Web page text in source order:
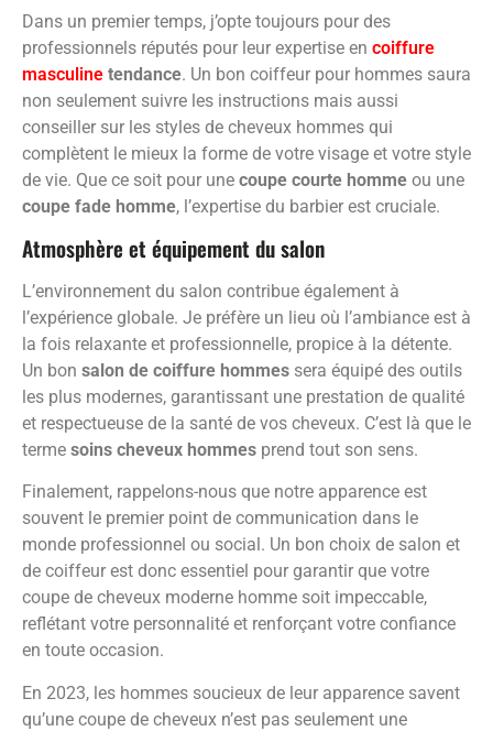
Dans un premier temps, j’opte toujours pour des
professionnels réputés pour leur expertise en coiffure
masculine tendance. Un bon coiffeur pour hommes saura
non seulement suivre les instructions mais aussi
conseiller sur les styles de cheveux hommes qui
complètent le mieux la forme de votre visage et votre style
de vie. Que ce soit pour une coupe courte homme ou une
coupe fade homme, l’expertise du barbier est cruciale.
Atmosphère et équipement du salon
L’environnement du salon contribue également à
l’expérience globale. Je préfère un lieu où l’ambiance est à
la fois relaxante et professionnelle, propice à la détente.
Un bon salon de coiffure hommes sera équipé des outils
les plus modernes, garantissant une prestation de qualité
et respectueuse de la santé de vos cheveux. C’est là que le
terme soins cheveux hommes prend tout son sens.
Finalement, rappelons-nous que notre apparence est
souvent le premier point de communication dans le
monde professionnel ou social. Un bon choix de salon et
de coiffeur est donc essentiel pour garantir que votre
coupe de cheveux moderne homme soit impeccable,
reflétant votre personnalité et renforçant votre confiance
en toute occasion.
En 2023, les hommes soucieux de leur apparence savent
qu’une coupe de cheveux n’est pas seulement une